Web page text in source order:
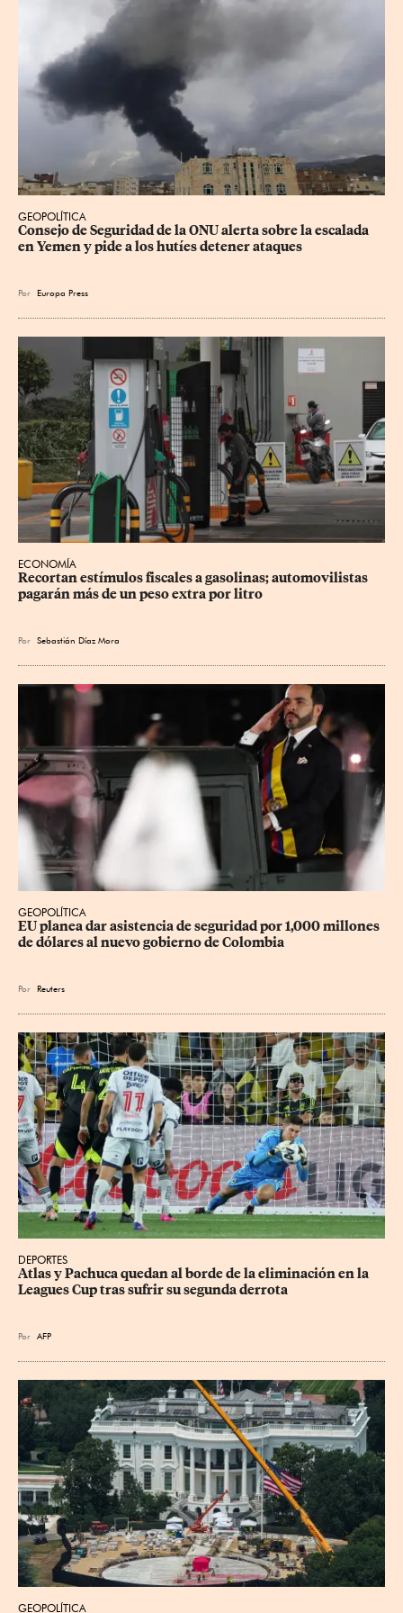
GEOPOLÍTICA
Consejo de Seguridad de la ONU alerta sobre la escalada
en Yemen y pide a los hutíes detener ataques
Por Europa Press
ECONOMÍA
Recortan estímulos fiscales a gasolinas; automovilistas
pagarán más de un peso extra por litro
Por Sebastián Díaz Mora
GEOPOLÍTICA
EU planea dar asistencia de seguridad por 1,000 millones
de dólares al nuevo gobierno de Colombia
Por Reuters
DEPORTES
Atlas y Pachuca quedan al borde de la eliminación en la
Leagues Cup tras sufrir su segunda derrota
Por AFP
GEOPOLÍTICA